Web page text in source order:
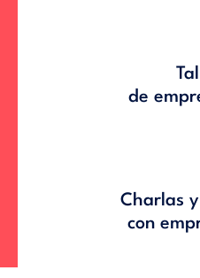
de
Charlas
con